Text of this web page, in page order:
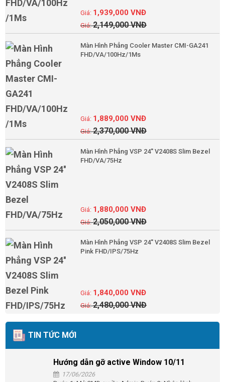
2,149,000VNĐ
1,939,000VNĐ
Màn Hình Phẳng Cooler Master CMI-GA241
FHD/VA/100Hz/1Ms
2,370,000VNĐ
1,889,000VNĐ
Màn Hình Phẳng VSP 24'' V2408S Slim Bezel
FHD/VA/75Hz
2,050,000VNĐ
1,880,000VNĐ
Màn Hình Phẳng VSP 24'' V2408S Slim Bezel
Pink FHD/IPS/75Hz
2,480,000VNĐ
1,840,000VNĐ
TIN TỨC MỚI
Hướng dẫn gỡ active Window 10/11
17/06/2026